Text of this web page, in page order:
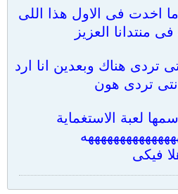
اخدت فى الاول هذا اللى
منتدانا العزيز
تردى هناك وبعدين انا ارد
تردى هون
لعبة الاستغماية
فيكى